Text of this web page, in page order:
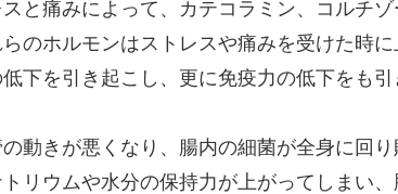
と痛みによって、カテコラミン、コルチ
のホルモンはストレスや痛みを受けた時
下を引き起こし、更に免疫力の低下をも引
動きが悪くなり、腸内の細菌が全身に回
リウムや水分の保持力が上がってしまい